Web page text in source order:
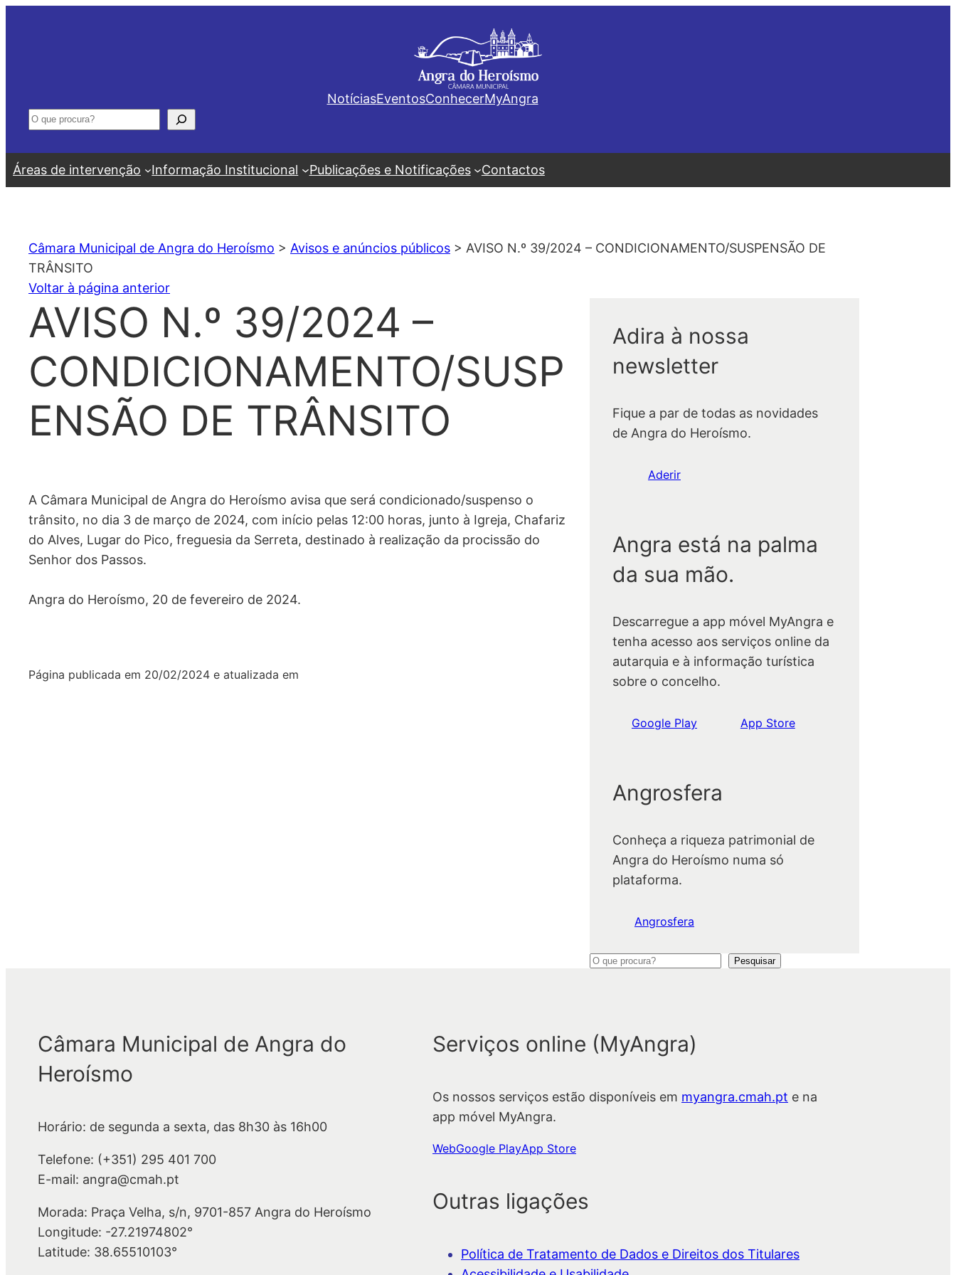
NotíciasEventosConhecerMyAngra
Pesquisar
Áreas de intervenção Informação Institucional Publicações e Notificações Contactos
Câmara Municipal de Angra do Heroísmo > Avisos e anúncios públicos > AVISO N.º 39/2024 – CONDICIONAMENTO/SUSPENSÃO DE
TRÂNSITO
Voltar à página anterior
AVISO N.º 39/2024 –
CONDICIONAMENTO/SUSP
ENSÃO DE TRÂNSITO
A Câmara Municipal de Angra do Heroísmo avisa que será condicionado/suspenso o
trânsito, no dia 3 de março de 2024, com início pelas 12:00 horas, junto à Igreja, Chafariz
do Alves, Lugar do Pico, freguesia da Serreta, destinado à realização da procissão do
Senhor dos Passos.
Angra do Heroísmo, 20 de fevereiro de 2024.
Página publicada em 20/02/2024 e atualizada em
Adira à nossa
newsletter
Fique a par de todas as novidades
de Angra do Heroísmo.
Aderir
Angra está na palma
da sua mão.
Descarregue a app móvel MyAngra e
tenha acesso aos serviços online da
autarquia e à informação turística
sobre o concelho.
Google Play App Store
Angrosfera
Conheça a riqueza patrimonial de
Angra do Heroísmo numa só
plataforma.
Angrosfera
P
u
a
Pesquisar
Câmara Municipal de Angra do
Heroísmo
Horário: de segunda a sexta, das 8h30 às 16h00
Telefone: (+351) 295 401 700
E-mail: angra@cmah.pt
Morada: Praça Velha, s/n, 9701-857 Angra do Heroísmo
Longitude: -27.21974802°
Latitude: 38.65510103°
Serviços online (MyAngra)
Os nossos serviços estão disponíveis em myangra.cmah.pt e na
app móvel MyAngra.
WebGoogle PlayApp Store
Outras ligações
Política de Tratamento de Dados e Direitos dos Titulares